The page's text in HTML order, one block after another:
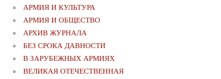
АРМИЯ И КУЛЬТУРА
АРМИЯ И ОБЩЕСТВО
АРХИВ ЖУРНАЛА
БЕЗ СРОКА ДАВНОСТИ
В ЗАРУБЕЖНЫХ АРМИЯХ
ВЕЛИКАЯ ОТЕЧЕСТВЕННАЯ